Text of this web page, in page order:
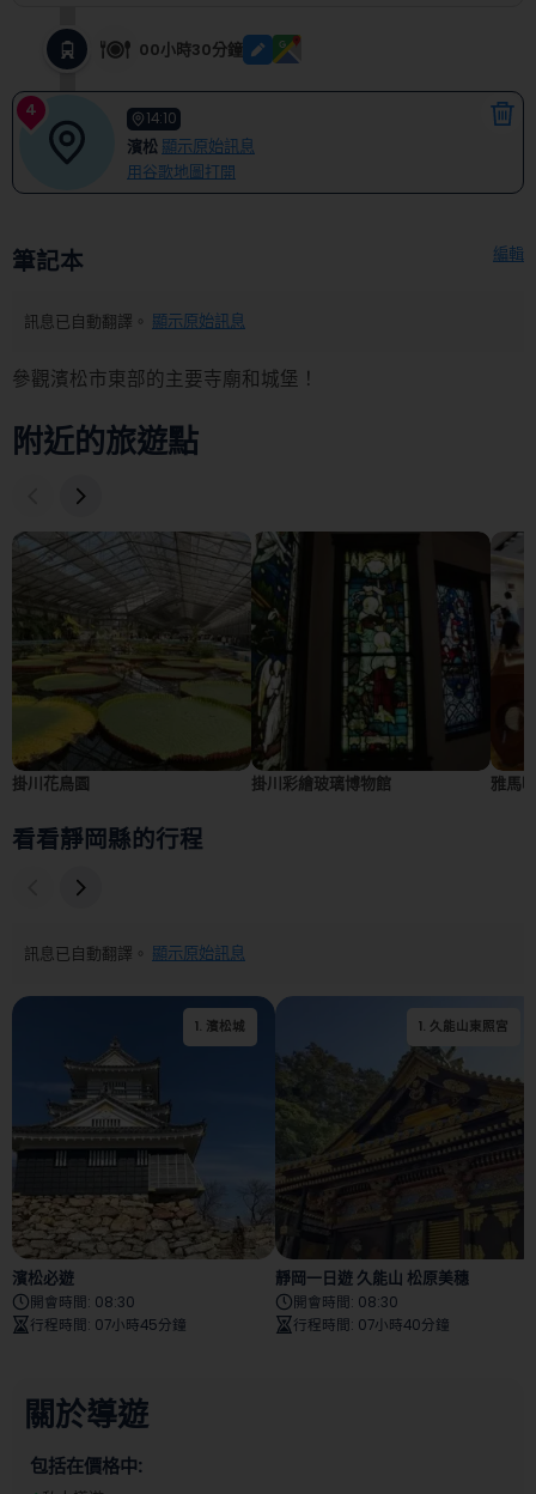
00小時30分鐘
4 14:10
濱松 顯示原始訊息
用谷歌地圖打開
筆記本 編輯
訊息已自動翻譯。 顯示原始訊息
參觀濱松市東部的主要寺廟和城堡！
附近的旅遊點
掛川花鳥園 掛川彩繪玻璃博物館 雅馬
看看靜岡縣的行程
訊息已自動翻譯。 顯示原始訊息
1. 濱松城 2. 溫之森
濱松必遊
開會時間: 08:30
行程時間: 07小時45分鐘
1. 久能山東照宮
靜岡一日遊 久能山 松原美穗
開會時間: 08:30
行程時間: 07小時40分鐘
關於導遊
包括在價格中: